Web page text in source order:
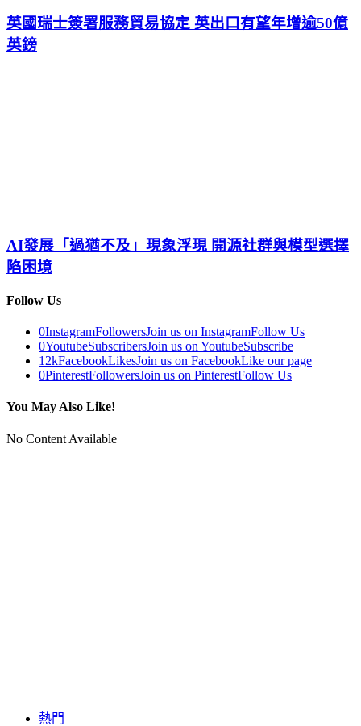
英國瑞士簽署服務貿易協定 英出口有望年增逾50億
英鎊
AI發展「過猶不及」現象浮現 開源社群與模型選擇
陷困境
Follow Us
0InstagramFollowersJoin us on InstagramFollow Us
0YoutubeSubscribersJoin us on YoutubeSubscribe
12kFacebookLikesJoin us on FacebookLike our page
0PinterestFollowersJoin us on PinterestFollow Us
You May Also Like!
No Content Available
熱門